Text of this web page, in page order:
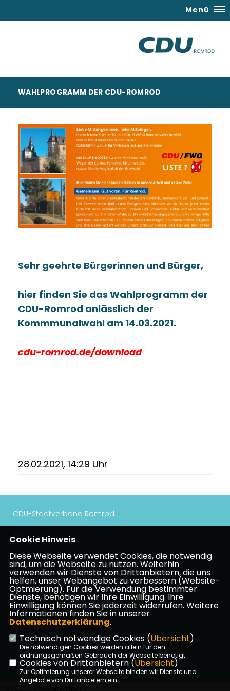
Menü
WAHLPROGRAMM DER CDU-ROMROD
Sehr geehrte Bürgerinnen und Bürger,
hier finden Sie das Wahlprogramm der
CDU-Romrod anlässlich der
Kommmunalwahl am 14.03.2021.
cdu-romrod.de/download
28.02.2021, 14:29 Uhr
CDU-Stadtverband Romrod
Impressum Datenschutz
Kontakt
Mitgliederbereich
CDU Kreisverband Vogelsberg
CDU Hessen
CDU Deutschlands
Cookie Hinweis
Diese Webseite verwendet Cookies, die notwendig
sind, um die Webseite zu nutzen. Weiterhin
verwenden wir Dienste von Drittanbietern, die uns
helfen, unser Webangebot zu verbessern (Website-
Optmierung). Für die Verwendung bestimmter
Dienste, benötigen wir Ihre Einwilligung. Ihre
Einwilligung können Sie jederzeit widerrufen. Weitere
Informationen finden Sie in unserer
Datenschutzerklärung.
Technisch notwendige Cookies (Übersicht)
Die notwendigen Cookies werden allein für den
ordnungsgemäßen Gebrauch der Webseite benötigt.
Cookies von Drittanbietern (Übersicht)
Zur Optimierung unserer Webseite binden wir Dienste und
Angebote von Drittanbietern ein.